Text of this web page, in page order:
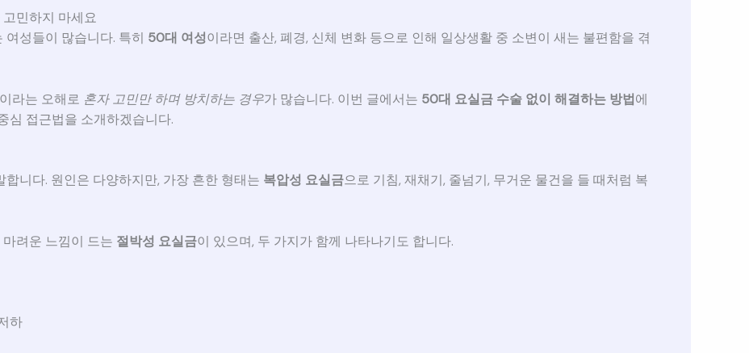
민하지 마세요
성들이 많습니다. 특히 50대 여성이라면 출산, 폐경, 신체 변화 등으로 인해 일상생활 중 소변이 새는 불편함을 겪
라는 오해로 혼자 고민만 하며 방치하는 경우가 많습니다. 이번 글에서는 50대 요실금 수술 없이 해결하는 방법에
심 접근법을 소개하겠습니다.
니다. 원인은 다양하지만, 가장 흔한 형태는 복압성 요실금으로 기침, 재채기, 줄넘기, 무거운 물건을 들 때처럼 복
려운 느낌이 드는 절박성 요실금이 있으며, 두 가지가 함께 나타나기도 합니다.
하